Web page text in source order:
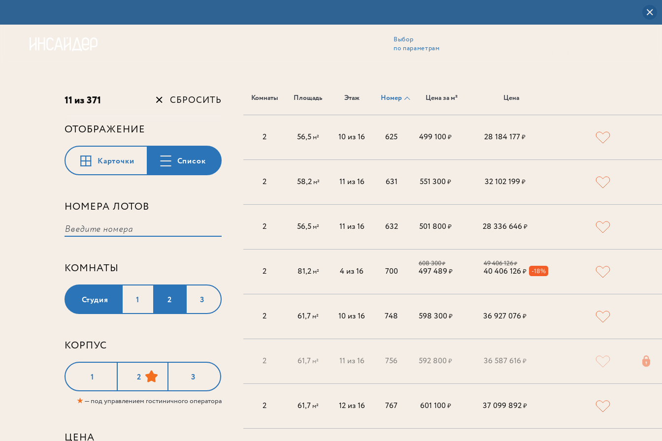
Выбор
по параметрам
11 из 371 СБРОСИТЬ
ОТОБРАЖЕНИЕ
Карточки Список
НОМЕРА ЛОТОВ
КОМНАТЫ
Студия 1 2 3
КОРПУС
1 2 3
★— под управлением гостиничного оператора
ЦЕНА
Комнаты Площадь Этаж Номер Цена за м² Цена
2 56,5 м² 10 из 16 625 499 100₽ 28 184 177₽
2 58,2м² 11 из 16 631 551 300₽ 32 102 199 ₽
2 56,5 м² 11 из 16 632 501 800₽ 28 336 646₽
2 81,2м² 4 из 16 700
608 300₽
497 489 ₽
49 406 126₽
40 406 126₽ -18%
2 61,7 м² 10 из 16 748 598 300₽ 36 927 076₽
2 61,7 м² 11 из 16 756 592 800 ₽ 36 587 616 ₽
2 61,7 м² 12 из 16 767 601 100₽ 37 099 892₽